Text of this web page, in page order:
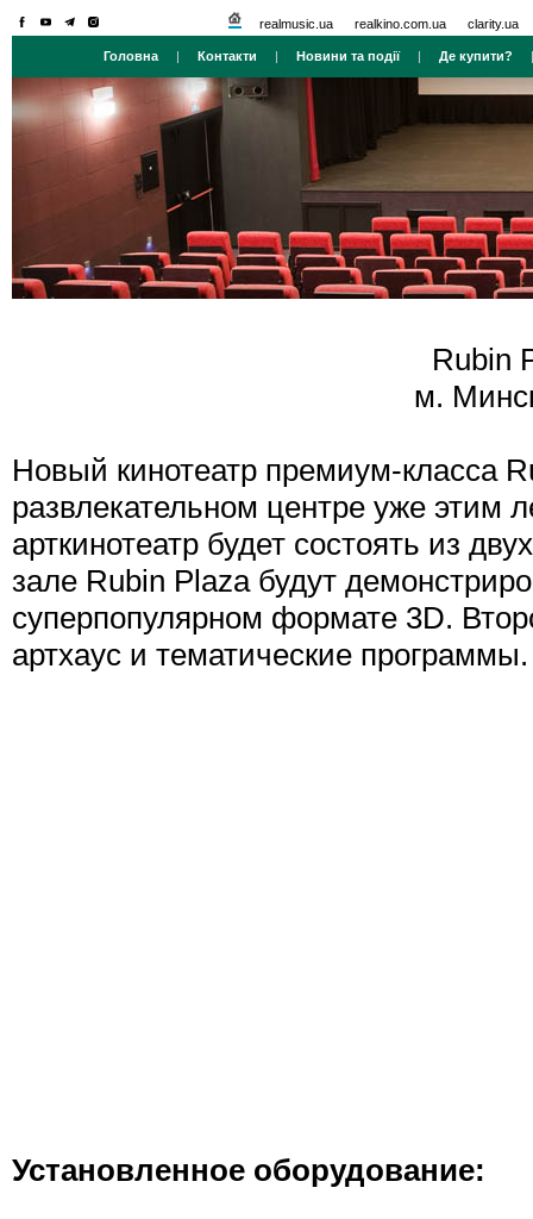
realmusic.ua realkino.com.ua clarity.ua
Головна | Контакти | Новини та події| Де купити?
Rubin
м.
Новый кинотеатр премиум-класса
развлекательном центре уже этим
арткинотеатр будет состоять из
зале Rubin Plaza будут
суперпопулярном формате 3D.
артхаус и тематические программы.
Установленное оборудование: